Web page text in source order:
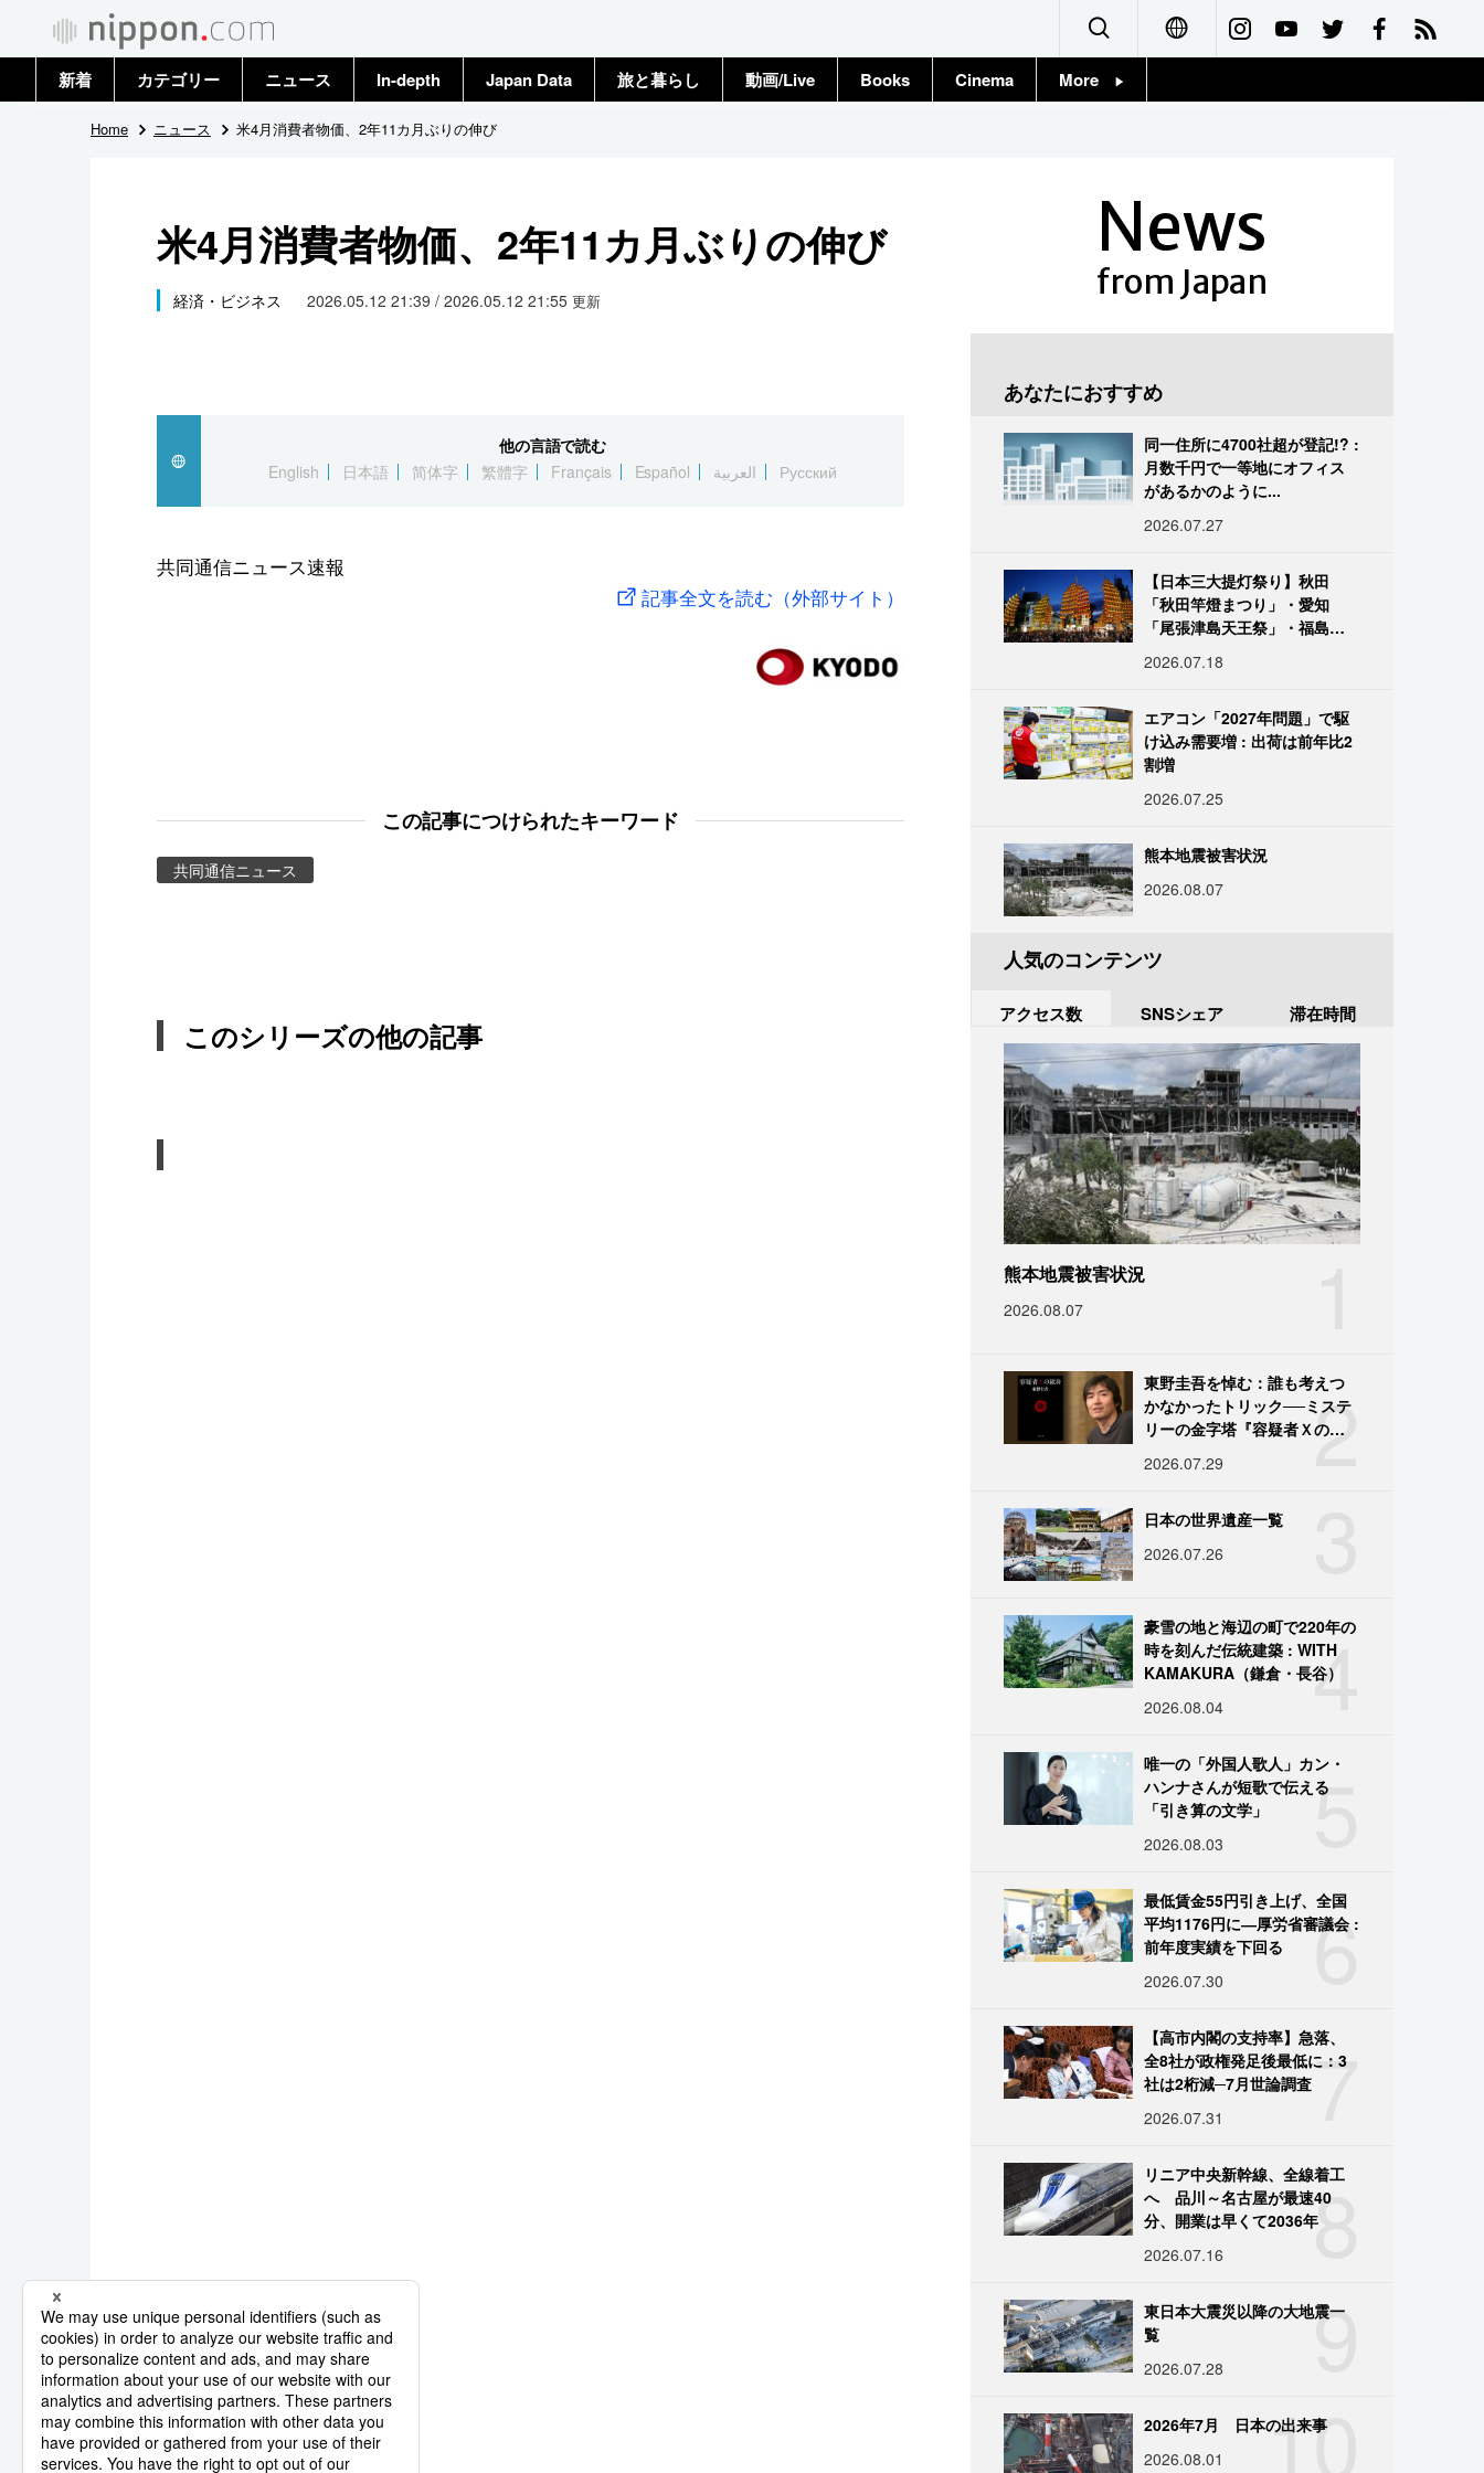
Français
新着 カテゴリー
政治・外交
国際
科学・技術
暮らし
ニュース
トップ
In-depth Japan Data 旅と暮らし 動画/Live Books Cinema More
Home ニュース 米4月消費者物価、2年11カ月ぶりの伸び
米4月消費者物価、2年11カ月ぶりの伸び
経済・ビジネス 2026.05.12 21:39 / 2026.05.12 21:55 更新
他の言語で読む
English
日本語 简体字 繁體字 Français Español العربية Русский
共同通信ニュース速報
記事全文を読む（外部サイト）
この記事につけられたキーワード
共同通信ニュース
このシリーズの他の記事
News
from Japan
あなたにおすすめ
同一住所に4700社超が登記!? :
月数千円で一等地にオフィス
があるかのように...
2026.07.27
【日本三大提灯祭り】秋田
「秋田竿燈まつり」・愛知
「尾張津島天王祭」・福島
だしい灯火が夜空を照らす光
2026.07.18
エアコン「2027年問題」で駆
け込み需要増 : 出荷は前年比2
割増
2026.07.25
熊本地震被害状況
2026.08.07
人気のコンテンツ
アクセス数 SNSシェア 滞在時間
熊本地震被害状況
2026.08.07
2
東野圭吾を悼む：誰も考えつ
かなかったトリック──ミステ
リーの金字塔『容疑者Ｘの献
2026.07.29
日本の世界遺産一覧
2026.07.26
4
豪雪の地と海辺の町で220年の
時を刻んだ伝統建築 : WITH
KAMAKURA（鎌倉・長谷）
2026.08.04
5
唯一の「外国人歌人」カン・
ハンナさんが短歌で伝える
「引き算の文学」
2026.08.03
6
最低賃金55円引き上げ、全国
平均1176円に―厚労省審議会 :
前年度実績を下回る
2026.07.30
7
【高市内閣の支持率】急落、
全8社が政権発足後最低に：3
社は2桁減─7月世論調査
2026.07.31
8
リニア中央新幹線、全線着工
へ 品川～名古屋が最速40
分、開業は早くて2036年
2026.07.16
9
東日本大震災以降の大地震一
覧
2026.07.28
10
2026年7月 日本の出来事
2026.08.01